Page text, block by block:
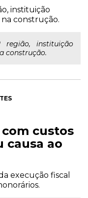
instituição
construção.
instituição
construção.
custos
causa ao
execução fiscal